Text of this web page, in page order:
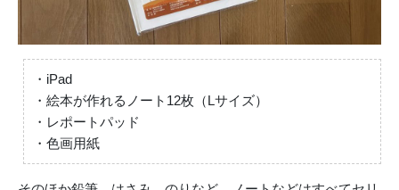
・ iPad
・絵本が作れるノート12枚（Lサイズ）
・レポートパッド
・色画用紙